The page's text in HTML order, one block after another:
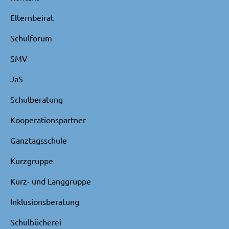
Elternbeirat
Schulforum
SMV
JaS
Schulberatung
Kooperationspartner
Ganztagsschule
Kurzgruppe
Kurz- und Langgruppe
Inklusionsberatung
Schulbücherei